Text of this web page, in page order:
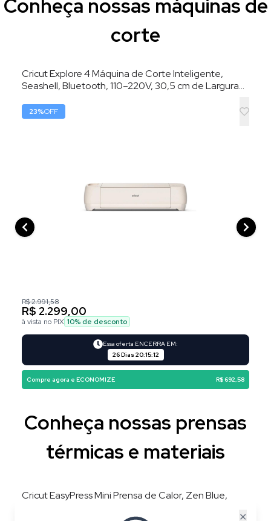
✕
Conheça nossas máquinas de
corte
Cricut Explore 4 Máquina de Corte Inteligente,
Seashell, Bluetooth, 110–220V, 30,5 cm de Largura
23%OFF
R$ 2.991,58
R$ 2.299,00
à vista no PIX 10% de desconto
Essa oferta ENCERRA EM:
26 Dias20:15:11
Compre agora e ECONOMIZE R$ 692,58
Conheça nossas prensas
térmicas e materiais
Cricut EasyPress Mini Prensa de Calor, Zen Blue,